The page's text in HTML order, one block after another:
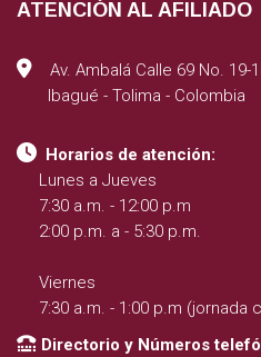
ATENCIÓN AL AFILIADO
Av. Ambalá Calle 69 No. 19-
Ibagué - Tolima - Colombia
Horarios de atención:
Lunes a Jueves
7:30 a.m. - 12:00 p.m
2:00 p.m. a - 5:30 p.m.
Viernes
7:30 a.m. - 1:00 p.m (jornada
Directorio y Números